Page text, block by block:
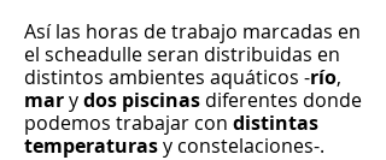
Así las horas de trabajo marcadas en
el scheadulle seran distribuidas en
distintos ambientes aquáticos -río,
marydos piscinas diferentes donde
podemos trabajar con distintas
temperaturasy constelaciones-.